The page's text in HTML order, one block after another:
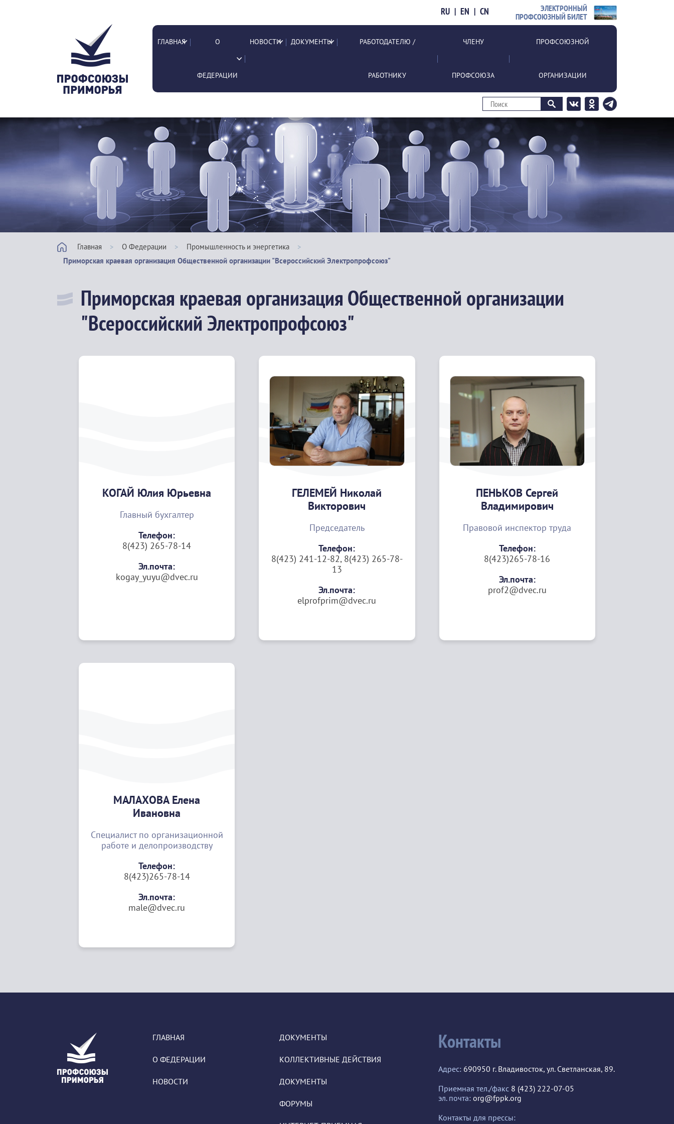
RU | EN | CN
ЭЛЕКТРОННЫЙ
ПРОФСОЮЗНЫЙ БИЛЕТ
ГЛАВНАЯ О
ФЕДЕРАЦИИ
НОВОСТИ ДОКУМЕНТЫ РАБОТОДАТЕЛЮ /
РАБОТНИКУ
ЧЛЕНУ
ПРОФСОЮЗА
ПРОФСОЮЗНОЙ
ОРГАНИЗАЦИИ
Главная > О Федерации > Промышленность и энергетика
>
Приморская краевая организация Общественной организации "Всероссийский Электропрофсоюз"
Приморская краевая организация Общественной организации
"Всероссийский Электропрофсоюз"
КОГАЙ Юлия Юрьевна
Главный бухгалтер
Телефон:
8(423) 265-78-14
Эл.почта:
kogay_yuyu@dvec.ru
ГЕЛЕМЕЙ Николай
Викторович
Председатель
Телефон:
8(423) 241-12-82, 8(423) 265-78-
13
Эл.почта:
elprofprim@dvec.ru
ПЕНЬКОВ Сергей
Владимирович
Правовой инспектор труда
Телефон:
8(423)265-78-16
Эл.почта:
prof2@dvec.ru
МАЛАХОВА Елена
Ивановна
Специалист по организационной
работе и делопроизводству
Телефон:
8(423)265-78-14
Эл.почта:
male@dvec.ru
ГЛАВНАЯ
О ФЕДЕРАЦИИ
НОВОСТИ
ДОКУМЕНТЫ
КОЛЛЕКТИВНЫЕ ДЕЙСТВИЯ
ДОКУМЕНТЫ
ФОРУМЫ
Контакты
Адрес: 690950 г. Владивосток, ул. Светланская, 89.
Приемная тел./факс 8 (423) 222-07-05
эл. почта: org@fppk.org
Контакты для прессы: